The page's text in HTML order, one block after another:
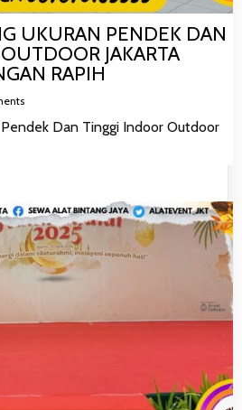
UKURAN PENDEK DAN
JAKARTA
RAPIH
Dan Tinggi Indoor Outdoor